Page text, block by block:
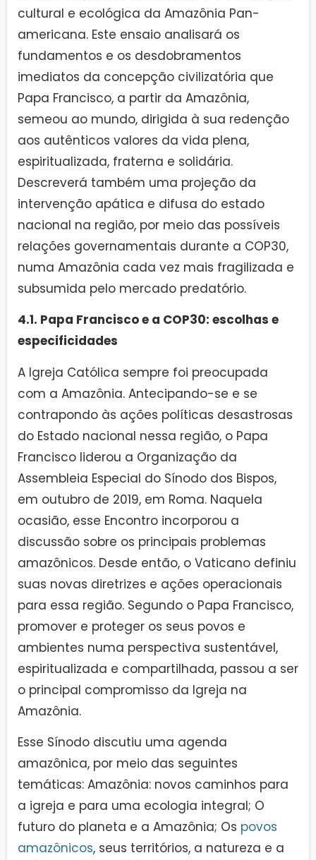
cultural e ecológica da Amazônia Pan-
americana. Este ensaio analisará os
fundamentos e os desdobramentos
imediatos da concepção civilizatória que
Papa Francisco, a partir da Amazônia,
semeou ao mundo, dirigida à sua redenção
aos autênticos valores da vida plena,
espiritualizada, fraterna e solidária.
Descreverá também uma projeção da
intervenção apática e difusa do estado
nacional na região, por meio das possíveis
relações governamentais durante a COP30,
numa Amazônia cada vez mais fragilizada e
subsumida pelo mercado predatório.
4.1. Papa Francisco e a COP30: escolhas e
especificidades
A Igreja Católica sempre foi preocupada
com a Amazônia. Antecipando-se e se
contrapondo às ações políticas desastrosas
do Estado nacional nessa região, o Papa
Francisco liderou a Organização da
Assembleia Especial do Sínodo dos Bispos,
em outubro de 2019, em Roma. Naquela
ocasião, esse Encontro incorporou a
discussão sobre os principais problemas
amazônicos. Desde então, o Vaticano definiu
suas novas diretrizes e ações operacionais
para essa região. Segundo o Papa Francisco,
promover e proteger os seus povos e
ambientes numa perspectiva sustentável,
espiritualizada e compartilhada, passou a ser
o principal compromisso da Igreja na
Amazônia.
Esse Sínodo discutiu uma agenda
amazônica, por meio das seguintes
temáticas: Amazônia: novos caminhos para
a igreja e para uma ecologia integral; O
futuro do planeta e a Amazônia; Os povos
amazônicos, seus territórios, a natureza e a